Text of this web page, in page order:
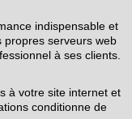
indispensable et
propres serveurs web
à ses clients.
à votre site internet et
conditionne de